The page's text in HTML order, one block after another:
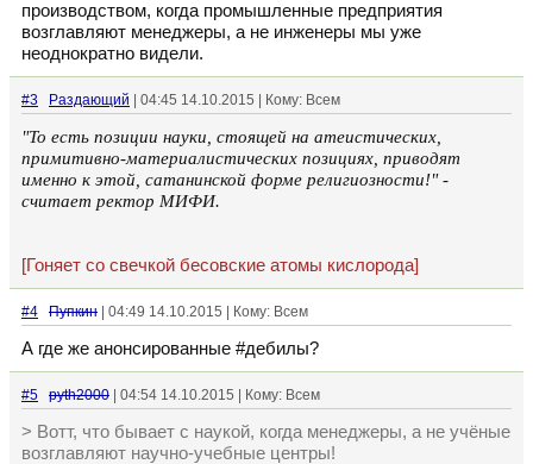
производством, когда промышленные предприятия
возглавляют менеджеры, а не инженеры мы уже
неоднократно видели.
#3 Раздающий | 04:45 14.10.2015 | Кому: Всем
"То есть позиции науки, стоящей на атеистических,
примитивно-материалистических позициях, приводят
именно к этой, сатанинской форме религиозности!" -
считает ректор МИФИ.
[Гоняет со свечкой бесовские атомы кислорода]
#4 Пупкин | 04:49 14.10.2015 | Кому: Всем
А где же анонсированные #дебилы?
#5 pyth2000 | 04:54 14.10.2015 | Кому: Всем
> Вотт, что бывает с наукой, когда менеджеры, а не учёные
возглавляют научно-учебные центры!